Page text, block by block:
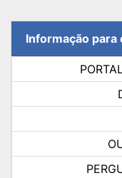
Informação para